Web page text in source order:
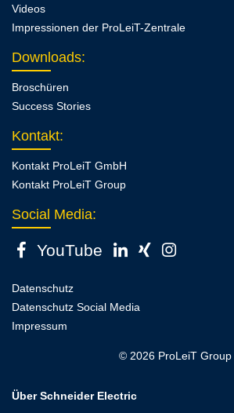
Videos
Impressionen der ProLeiT-Zentrale
Downloads:
Broschüren
Success Stories
Kontakt:
Kontakt ProLeiT GmbH
Kontakt ProLeiT Group
Social Media:
YouTube
Datenschutz
Datenschutz Social Media
Impressum
© 2026 ProLeiT Group
Über Schneider Electric